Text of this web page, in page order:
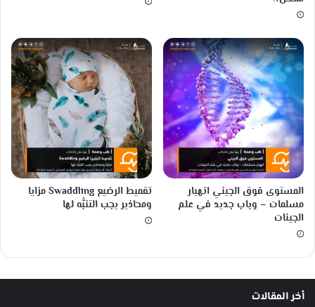
ج
ي
؟
المستوى فوق الجيني انهيار
مسلمات – وباب جديد في علم
الجينات
تقميط الرضيع Swaddling مزايا
ومحاذير يجب التنبُّه لها
أخر المقالات